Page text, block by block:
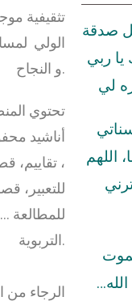
تثقيفية
الولي
و النجاح.
تحتوي
أناشيد
،
للتعبير،
للمطالعة …
التربوية.
الرجاء من
صدقة
يا ربي
لي
اللهم
الله…